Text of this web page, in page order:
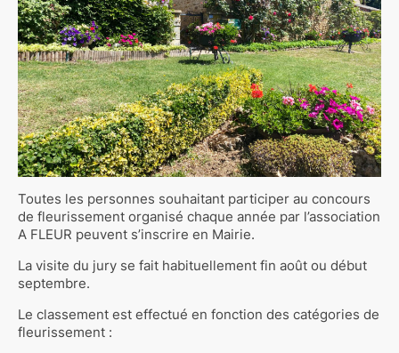
Services & Culture
Visiter
Toutes les personnes souhaitant participer au concours
de fleurissement organisé chaque année par l’association
A FLEUR peuvent s’inscrire en Mairie.
La visite du jury se fait habituellement fin août ou début
septembre.
Le classement est effectué en fonction des catégories de
fleurissement :